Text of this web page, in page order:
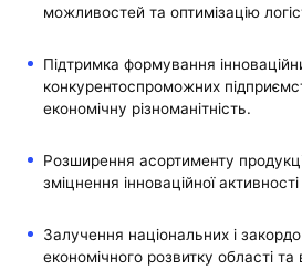
можливостей та оптимізацію
Підтримка формування
конкурентоспроможних
економічну різноманітність.
Розширення асортименту
зміцнення інноваційної активності
Залучення національних і
економічного розвитку області та